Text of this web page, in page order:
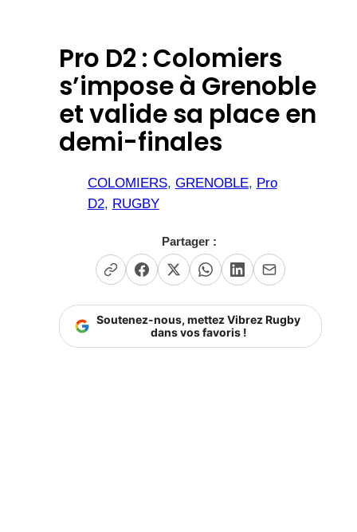
Pro D2 : Colomiers
s’impose à Grenoble
et valide sa place en
demi-finales
COLOMIERS, GRENOBLE, Pro
D2, RUGBY
Partager :
Soutenez-nous, mettez Vibrez Rugby
dans vos favoris !